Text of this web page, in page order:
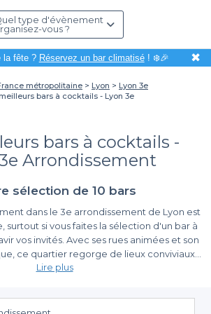
type d'évènement
vous ?
la fête ? Réservez un bar climatisé! ❄️🎉 ✖
métropolitaine Lyon
Lyon 3e
bars à cocktails - Lyon 3e
bars à cocktails -
Arrondissement
sélection de 10 bars
dans le 3e arrondissement de Lyon est
surtout si vous faites la sélection d'un bar à
vos invités. Avec ses rues animées et son
ce quartier regorge de lieux conviviaux,
un anniversaire, une soirée entre amis ou
le choix est vaste.
Privateaser pour votre réservation
Lire plus